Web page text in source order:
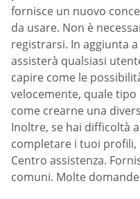
fornisce un nuovo
da usare. Non è
registrarsi. In aggiunta a
assisterà qualsiasi
capire come le
velocemente, quale
come crearne una
Inoltre, se hai difficoltà
completare i tuoi profili,
Centro assistenza.
comuni. Molte